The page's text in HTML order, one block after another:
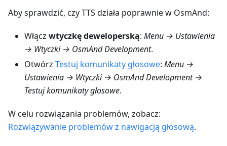
Aby sprawdzić, czy TTS działa poprawnie w OsmAnd:
Włącz wtyczkę deweloperską: Menu → Ustawienia
→ Wtyczki → OsmAnd Development.
Otwórz Testuj komunikaty głosowe: Menu →
Ustawienia → Wtyczki → OsmAnd Development →
Testuj komunikaty głosowe.
W celu rozwiązania problemów, zobacz:
Rozwiązywanie problemów z nawigacją głosową.